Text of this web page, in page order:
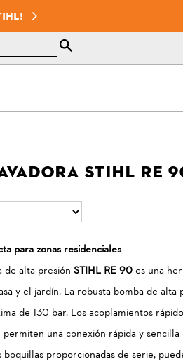
STIHL RE
para zonas residenciales
de alta presión STIHL RE 90es una
y el jardín. La robusta bomba de
de 130 bar. Los acoplamientos
una conexión rápida y
boquillas proporcionadas de serie,